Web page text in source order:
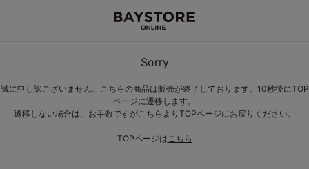
Sorry
誠に申し訳ございません。こちらの商品は販売が終了しております。10秒後にTOP
ページに遷移します。
遷移しない場合は、お手数ですがこちらよりTOPページにお戻りください。
TOPページはこちら